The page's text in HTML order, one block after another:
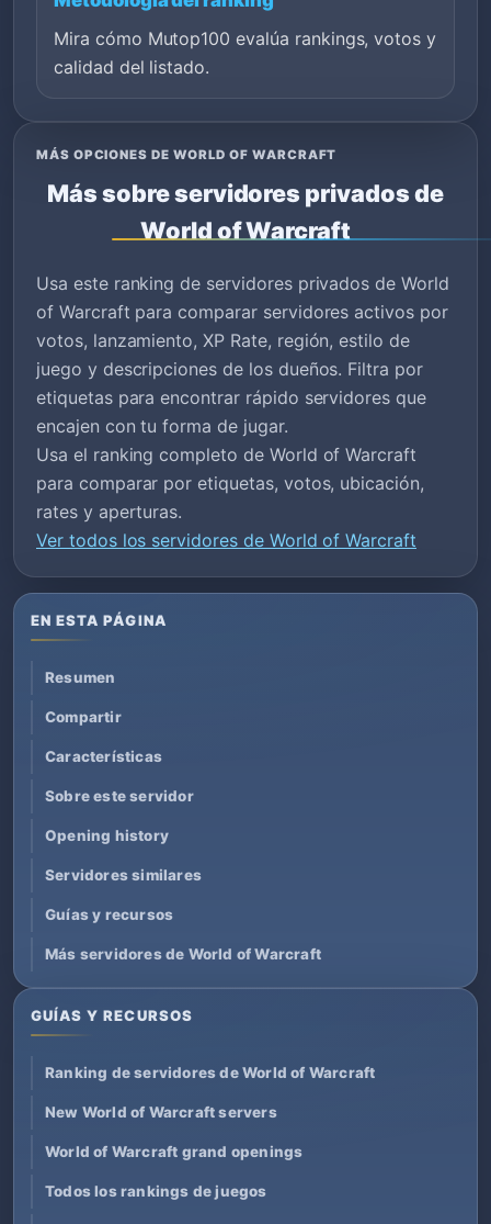
Mira cómo Mutop100 evalúa rankings, votos y
calidad del listado.
MÁS OPCIONES DE WORLD OF WARCRAFT
Más sobre servidores privados de
World of Warcraft
Usa este ranking de servidores privados de World
of Warcraft para comparar servidores activos por
votos, lanzamiento, XP Rate, región, estilo de
juego y descripciones de los dueños. Filtra por
etiquetas para encontrar rápido servidores que
encajen con tu forma de jugar.
Usa el ranking completo de World of Warcraft
para comparar por etiquetas, votos, ubicación,
rates y aperturas.
Ver todos los servidores de World of Warcraft
EN ESTA PÁGINA
Resumen
Compartir
Características
Sobre este servidor
Opening history
Servidores similares
Guías y recursos
Más servidores de World of Warcraft
GUÍAS Y RECURSOS
Ranking de servidores de World of Warcraft
New World of Warcraft servers
World of Warcraft grand openings
Todos los rankings de juegos